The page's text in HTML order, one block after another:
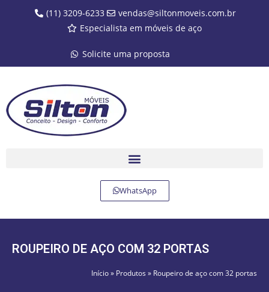
(11) 3209-6233
vendas@siltonmoveis.com.br
Especialista em móveis de aço
Solicite uma proposta
WhatsApp
ROUPEIRO DE AÇO COM 32 PORTAS
Início» Produtos » Roupeiro de aço com 32 portas